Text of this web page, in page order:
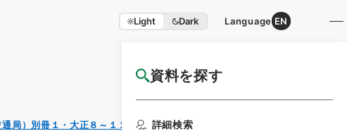
Light Dark Language EN
資料を探す
詳細検索
国立公文書館HP利用案内
局）別冊１・大正８～１２年